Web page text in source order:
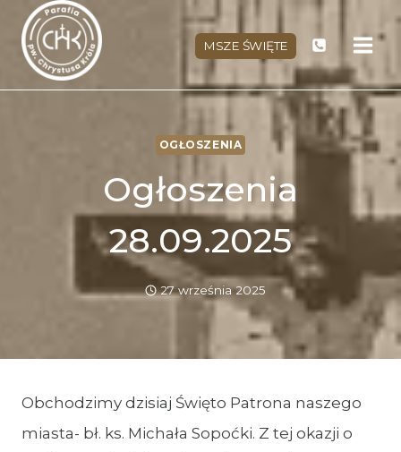
Przejdź
treści
MSZE ŚWIĘTE
OGŁOSZENIA
Ogłoszenia
28.09.2025
27 września 2025
Obchodzimy dzisiaj Święto Patrona naszego
miasta- bł. ks. Michała Sopoćki. Z tej okazji o